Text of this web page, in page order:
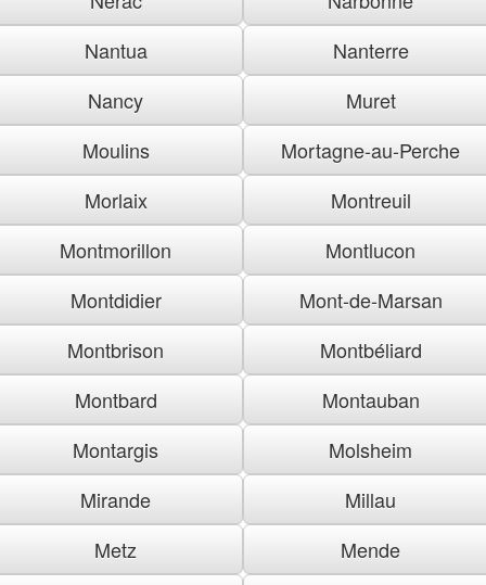
Nantua
Nanterre
Nancy
Muret
Moulins
Mortagne-au-Perche
Morlaix
Montreuil
Montmorillon
Montlucon
Montdidier
Mont-de-Marsan
Montbrison
Montbéliard
Montbard
Montauban
Montargis
Molsheim
Mirande
Millau
Metz
Mende